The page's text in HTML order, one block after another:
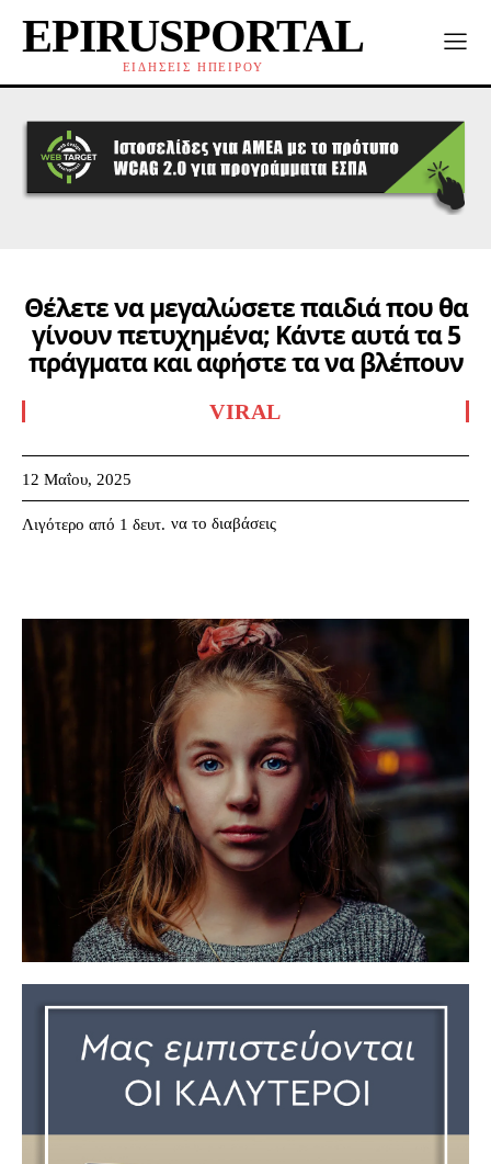
EPIRUSPORTAL
ΕΙΔΗΣΕΙΣ ΗΠΕΙΡΟΥ
Θέλετε να μεγαλώσετε παιδιά που θα
γίνουν πετυχημένα; Κάντε αυτά τα 5
πράγματα και αφήστε τα να βλέπουν
VIRAL
12 Μαΐου, 2025
Λιγότερο από 1 δευτ. να το διαβάσεις